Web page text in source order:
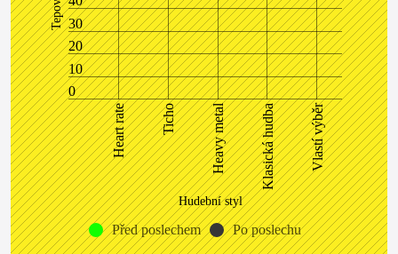
0
10
20
30
Heart rate Ticho Heavy metal Klasická hudba Vlastí výběr
Hudební styl
Před poslechem Po poslechu